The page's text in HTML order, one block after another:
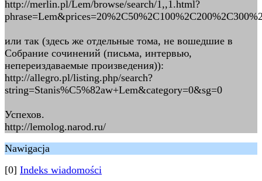
http://merlin.pl/Lem/browse/search/1,,1.html?
или так (здесь же отдельные тома, не вошедшие в
Собрание сочинений (письма, интервью,
непереиздаваемые произведения)):
http://allegro.pl/listing.php/search?
string=Stanis%C5%82aw+Lem&category=0&sg=0
Успехов.
http://lemolog.narod.ru/
Nawigacja
[0] Indeks wiadomości